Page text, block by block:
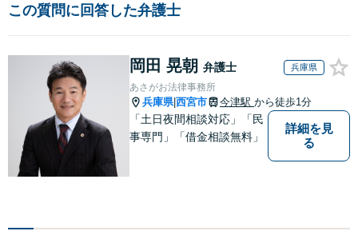
この質問に回答した弁護士
岡田 晃朝 弁護士 兵庫県
あさがお法律事務所
兵庫県|西宮市 今津駅 から徒歩1分
「土日夜間相談対応」「民
事専門」「借金相談無料」
詳細を見
る